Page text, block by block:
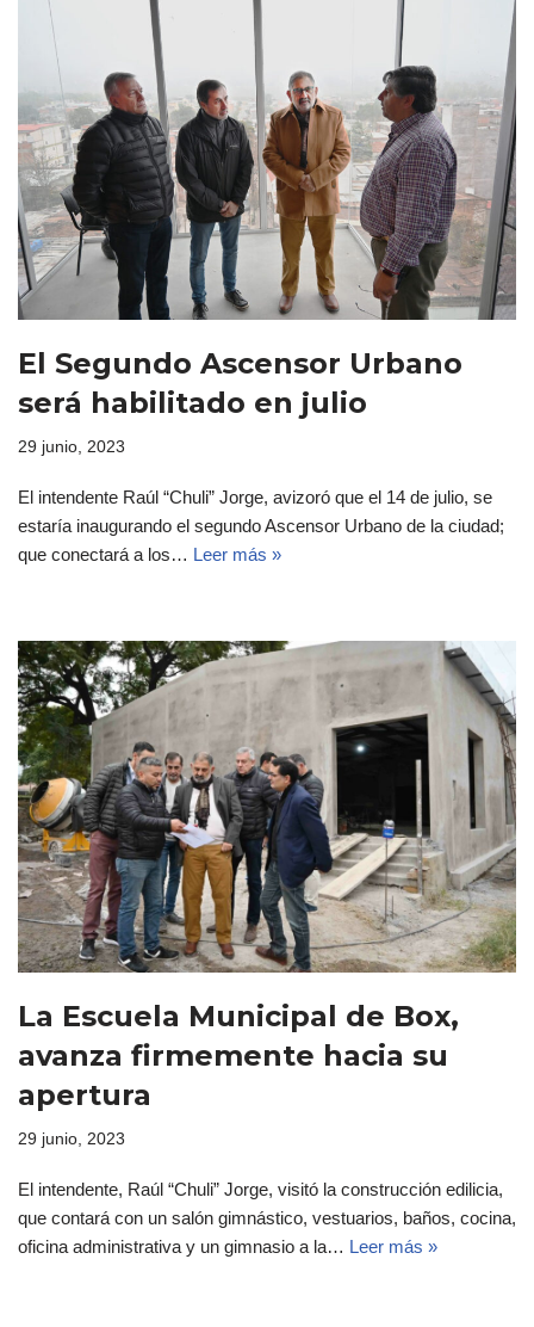
El Segundo Ascensor Urbano
será habilitado en julio
29 junio, 2023
El intendente Raúl “Chuli” Jorge, avizoró que el 14 de julio, se
estaría inaugurando el segundo Ascensor Urbano de la ciudad;
que conectará a los… Leer más »
La Escuela Municipal de Box,
avanza firmemente hacia su
apertura
29 junio, 2023
El intendente, Raúl “Chuli” Jorge, visitó la construcción edilicia,
que contará con un salón gimnástico, vestuarios, baños, cocina,
oficina administrativa y un gimnasio a la… Leer más »